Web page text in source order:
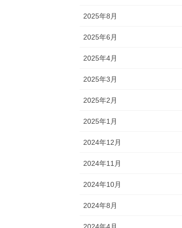
2025年8月
2025年6月
2025年4月
2025年3月
2025年2月
2025年1月
2024年12月
2024年11月
2024年10月
2024年8月